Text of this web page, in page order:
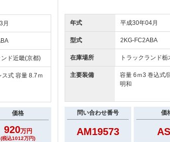
月
ンド近畿(京都)
8.7ｍ
価格
920万円
(税込1012万円)
年式 平成30年04月
型式 2KG-FC2ABA
在庫場所 トラックランド栃
主要装備
容量 6ｍ3 巻込式/
明和
問い合わせ番号
AM19573
価